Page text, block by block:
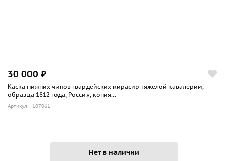
30 000 ₽
Каска нижних чинов гвардейских кирасир тяжелой кавалерии,
образца 1812 года, Россия, копия...
Артикул: 107061
Нет в наличии